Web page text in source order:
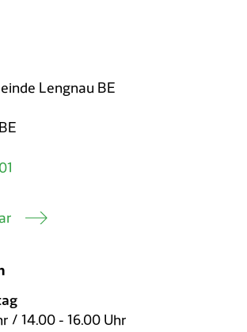
Lengnau BE
/ 14.00 - 16.00 Uhr